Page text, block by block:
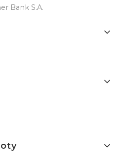
Bank S.A.